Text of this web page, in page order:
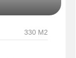
330 М2